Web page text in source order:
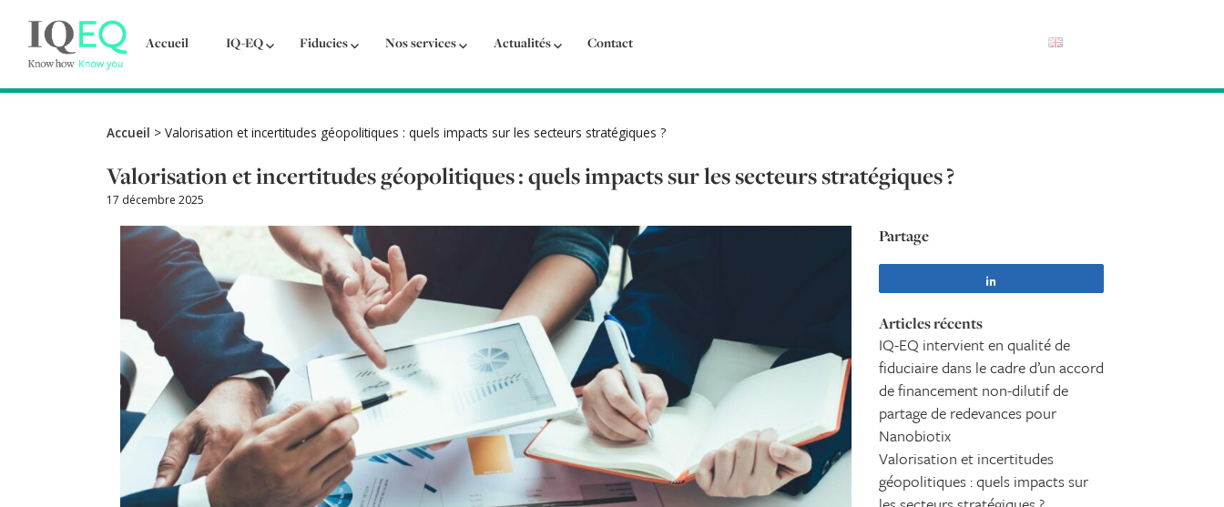
Accueil IQ-EQ Fiducies Nos services Actualités Contact
Accueil > Valorisation et incertitudes géopolitiques : quels impacts sur les secteurs stratégiques ?
Valorisation et incertitudes géopolitiques : quels impacts sur les secteurs stratégiques ?
17 décembre 2025
Partage
Articles récents
IQ-EQ intervient en qualité de
fiduciaire dans le cadre d’un accord
de financement non-dilutif de
partage de redevances pour
Nanobiotix
Valorisation et incertitudes
géopolitiques : quels impacts sur